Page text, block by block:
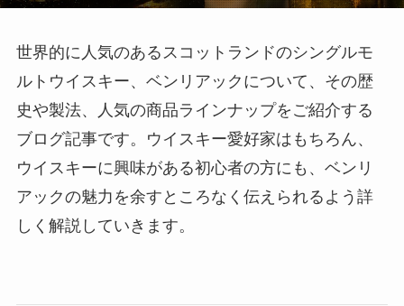
世界的に人気のあるスコットランドのシングルモ
ルトウイスキー、ベンリアックについて、その歴
史や製法、人気の商品ラインナップをご紹介する
ブログ記事です。ウイスキー愛好家はもちろん、
ウイスキーに興味がある初心者の方にも、ベンリ
アックの魅力を余すところなく伝えられるよう詳
しく解説していきます。